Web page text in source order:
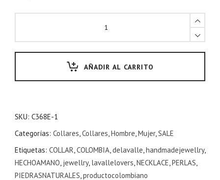
0
0
.
AÑADIR AL CARRITO
SKU: C368E-1
Categorías: Collares,Collares,Hombre,Mujer,SALE
Etiquetas: COLLAR,COLOMBIA,delavalle,handmadejewellry,
HECHOAMANO, jewellry, lavallelovers,NECKLACE,PERLAS,
PIEDRASNATURALES,productocolombiano